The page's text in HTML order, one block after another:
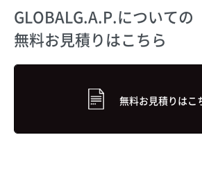
GLOBALG.A.P.についての
無料お見積りはこちら
無料お見積りはこ